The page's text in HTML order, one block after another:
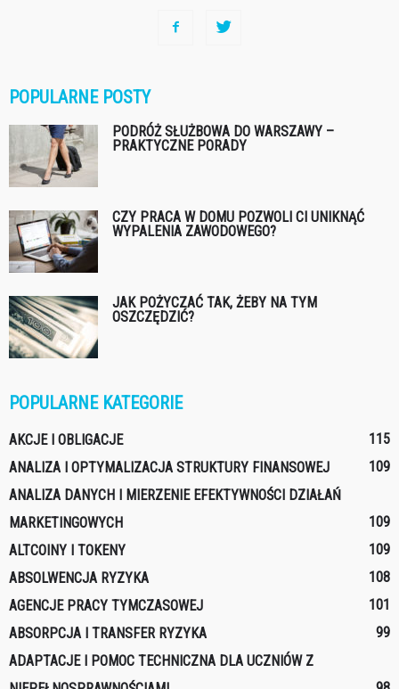
POPULARNE POSTY
PODRÓŻ SŁUŻBOWA DO WARSZAWY –
PRAKTYCZNE PORADY
CZY PRACA W DOMU POZWOLI CI UNIKNĄĆ
WYPALENIA ZAWODOWEGO?
JAK POŻYCZAĆ TAK, ŻEBY NA TYM
OSZCZĘDZIĆ?
POPULARNE KATEGORIE
AKCJE I OBLIGACJE
115
ANALIZA I OPTYMALIZACJA STRUKTURY FINANSOWEJ
109
ANALIZA DANYCH I MIERZENIE EFEKTYWNOŚCI DZIAŁAŃ
MARKETINGOWYCH
109
ALTCOINY I TOKENY
109
ABSOLWENCJA RYZYKA
108
AGENCJE PRACY TYMCZASOWEJ
101
ABSORPCJA I TRANSFER RYZYKA
99
ADAPTACJE I POMOC TECHNICZNA DLA UCZNIÓW Z